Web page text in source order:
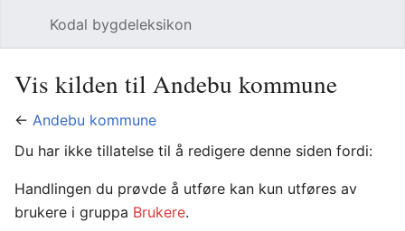
Kodal bygdeleksikon
Vis kilden til Andebu kommune
← Andebu kommune
Du har ikke tillatelse til å redigere denne siden fordi:
Handlingen du prøvde å utføre kan kun utføres av
brukere i gruppa Brukere.